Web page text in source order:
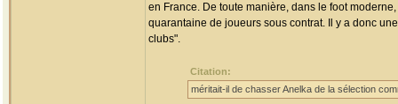
en France. De toute manière, dans le foot
quarantaine de joueurs sous contrat. Il y a donc
clubs".
Citation:
méritait-il de chasser Anelka de la sélection